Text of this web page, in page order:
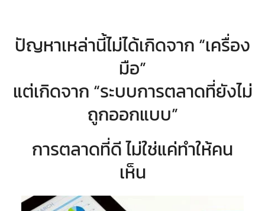
ปัญหาเหล่านี้ไม่ได้เกิดจาก “เครื่อง
มือ”
แต่เกิดจาก “ระบบการตลาดที่ยังไม่
ถูกออกแบบ”
การตลาดที่ดี ไม่ใช่แค่ทำให้คน
เห็น